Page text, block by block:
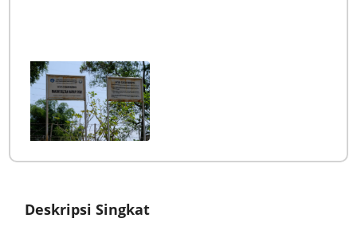
Deskripsi Singkat